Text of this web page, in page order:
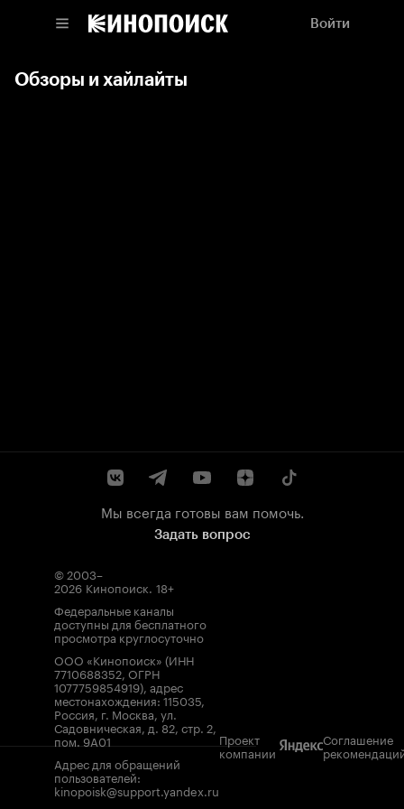
Войти
Обзоры и хайлайты
Мы всегда готовы вам помочь.
Задать вопрос
© 2003–
2026 Кинопоиск. 18+
Федеральные каналы
доступны для бесплатного
просмотра круглосуточно
ООО «Кинопоиск» (ИНН
7710688352, ОГРН
1077759854919), адрес
местонахождения: 115035,
Россия, г. Москва, ул.
Садовническая, д. 82, стр. 2,
пом. 9А01
Адрес для обращений
пользователей:
kinopoisk@support.yandex.ru
Проект
компании
Соглашение